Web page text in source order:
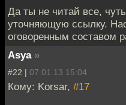
Да ты не читай все,
уточняющую ссылку.
оговоренным составом
Asya »
#22 | 07.01.13 15:04
Кому: Korsar, #17